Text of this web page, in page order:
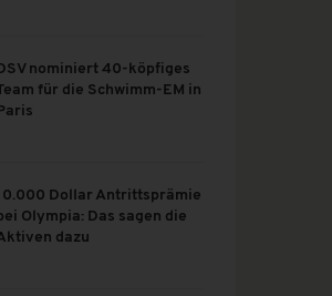
nominiert 40-köpfiges
für die Schwimm-EM in
Dollar Antrittsprämie
Olympia: Das sagen die
dazu